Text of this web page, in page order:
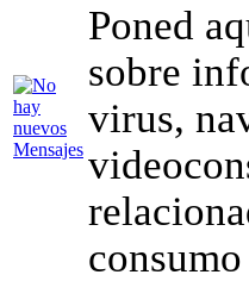
Poned
sobre
virus,